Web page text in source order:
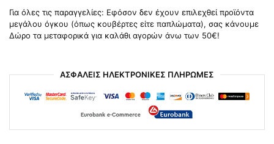
Για όλες τις παραγγελίες: Εφόσον δεν έχουν επιλεχθεί προϊόντα
μεγάλου όγκου (όπως κουβέρτες είτε παπλώματα), σας κάνουμε
Δώρο τα μεταφορικά για καλάθι αγορών άνω των 50€!
ΑΣΦΑΛΕΙΣ ΗΛΕΚΤΡΟΝΙΚΕΣ ΠΛΗΡΩΜΕΣ